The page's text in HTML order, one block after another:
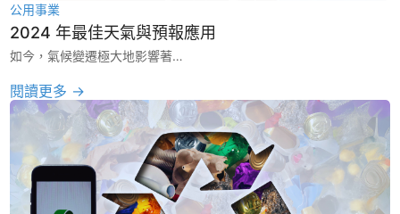
公用事業
2024 年最佳天氣與預報應用
如今，氣候變遷極大地影響著…
閱讀更多 →